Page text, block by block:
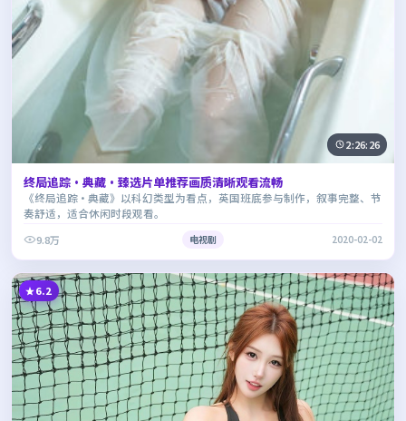
2:26:26
终局追踪·典藏·臻选片单推荐画质清晰观看流畅
《终局追踪·典藏》以科幻类型为看点，英国班底参与制作，叙事完整、节
奏舒适，适合休闲时段观看。
9.8万
电视剧 2020-02-02
6.2